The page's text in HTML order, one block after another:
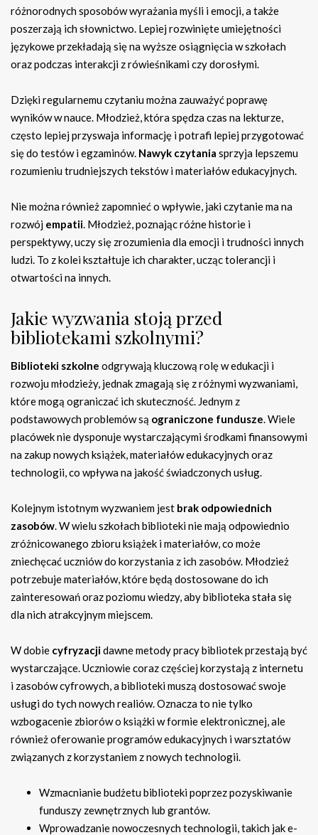
różnorodnych sposobów wyrażania myśli i emocji, a także
poszerzają ich słownictwo. Lepiej rozwinięte umiejętności
językowe przekładają się na wyższe osiągnięcia w szkołach
oraz podczas interakcji z rówieśnikami czy dorosłymi.
Dzięki regularnemu czytaniu można zauważyć poprawę
wyników w nauce. Młodzież, która spędza czas na lekturze,
często lepiej przyswaja informację i potrafi lepiej przygotować
się do testów i egzaminów. Nawyk czytania sprzyja lepszemu
rozumieniu trudniejszych tekstów i materiałów edukacyjnych.
Nie można również zapomnieć o wpływie, jaki czytanie ma na
rozwój empatii. Młodzież, poznając różne historie i
perspektywy, uczy się zrozumienia dla emocji i trudności innych
ludzi. To z kolei kształtuje ich charakter, ucząc tolerancji i
otwartości na innych.
Jakie wyzwania stoją przed
bibliotekami szkolnymi?
Biblioteki szkolne odgrywają kluczową rolę w edukacji i
rozwoju młodzieży, jednak zmagają się z różnymi wyzwaniami,
które mogą ograniczać ich skuteczność. Jednym z
podstawowych problemów są ograniczone fundusze. Wiele
placówek nie dysponuje wystarczającymi środkami finansowymi
na zakup nowych książek, materiałów edukacyjnych oraz
technologii, co wpływa na jakość świadczonych usług.
Kolejnym istotnym wyzwaniem jest brak odpowiednich
zasobów. W wielu szkołach biblioteki nie mają odpowiednio
zróżnicowanego zbioru książek i materiałów, co może
zniechęcać uczniów do korzystania z ich zasobów. Młodzież
potrzebuje materiałów, które będą dostosowane do ich
zainteresowań oraz poziomu wiedzy, aby biblioteka stała się
dla nich atrakcyjnym miejscem.
W dobie cyfryzacjidawne metody pracy bibliotek przestają być
wystarczające. Uczniowie coraz częściej korzystają z internetu
i zasobów cyfrowych, a biblioteki muszą dostosować swoje
usługi do tych nowych realiów. Oznacza to nie tylko
wzbogacenie zbiorów o książki w formie elektronicznej, ale
również oferowanie programów edukacyjnych i warsztatów
związanych z korzystaniem z nowych technologii.
Wzmacnianie budżetu biblioteki poprzez pozyskiwanie
funduszy zewnętrznych lub grantów.
Wprowadzanie nowoczesnych technologii, takich jak e-